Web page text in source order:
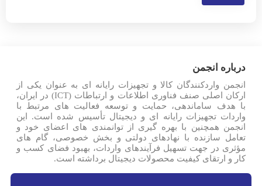
درباره انجمن
انجمن واردکنندگان کالا و تجهیزات رایانه ای به عنوان یکی از
ارکان اصلی صنف فناوری اطلاعات و ارتباطات (ICT) در ایران،
با هدف ساماندهی، حمایت و توسعه فعالیت های مرتبط با
واردات تجهیزات رایانه ای و دیجیتال تأسیس شده است. این
انجمن همچنین با بهره گیری از توانمندی های اعضای خود و
تعامل سازنده با نهادهای دولتی و بخش خصوصی، گام های
مؤثری در جهت تسهیل فرآیندهای واردات، بهبود فضای کسب و
کار و ارتقای کیفیت محصولات دیجیتال برداشته است.